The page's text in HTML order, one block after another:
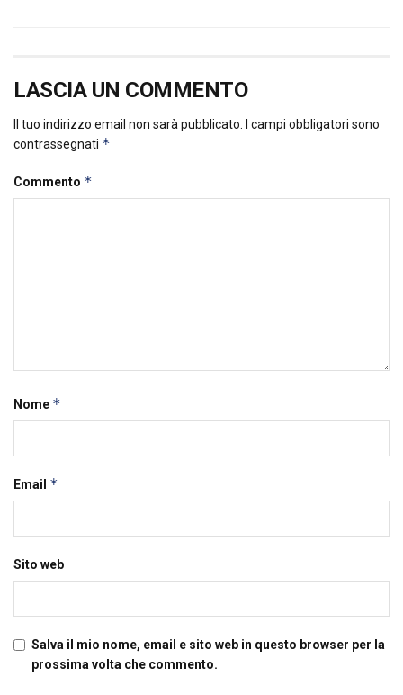
LASCIA UN COMMENTO
Il tuo indirizzo email non sarà pubblicato.
I campi obbligatori sono
contrassegnati *
Commento *
Nome *
Email *
Sito web
Salva il mio nome, email e sito web in questo browser per la
prossima volta che commento.